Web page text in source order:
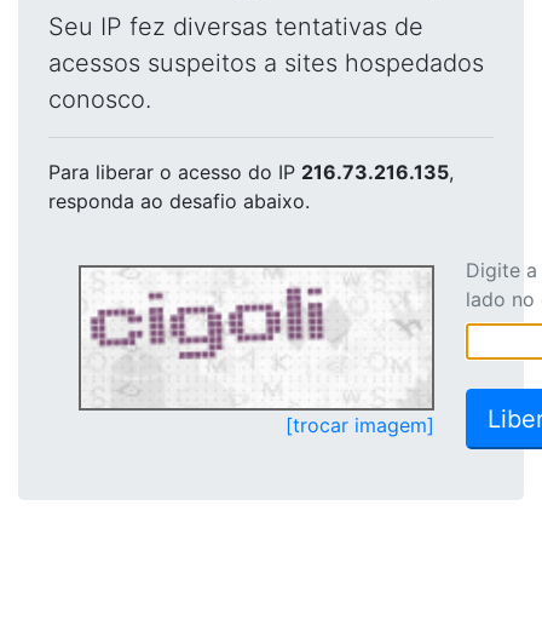
Seu IP fez diversas tentativas de
acessos suspeitos a sites hospedados
conosco.
Para liberar o acesso do IP 216.73.216.135,
responda ao desafio abaixo.
[trocar imagem]
Digite
lado no